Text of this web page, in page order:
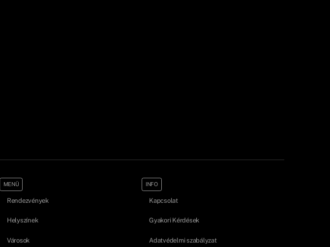
MENÜ
Rendezvények
Helyszínek
Városok
INFO
Kapcsolat
Gyakori Kérdések
Adatvédelmi szabályzat